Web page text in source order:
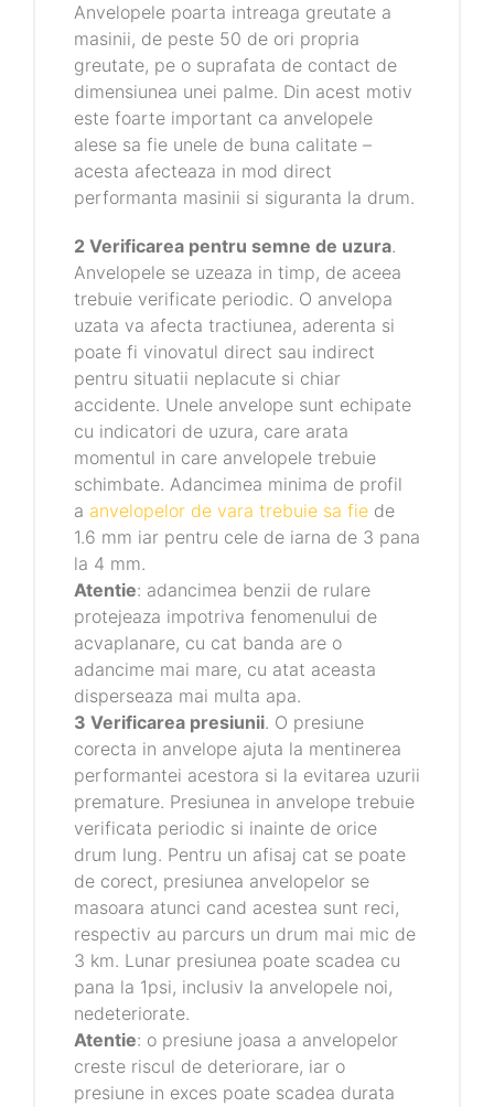
Anvelopele poarta intreaga greutate a
masinii, de peste 50 de ori propria
greutate, pe o suprafata de contact de
dimensiunea unei palme. Din acest motiv
este foarte important ca anvelopele
alese sa fie unele de buna calitate –
acesta afecteaza in mod direct
performanta masinii si siguranta la drum.
2 Verificarea pentru semne de uzura.
Anvelopele se uzeaza in timp, de aceea
trebuie verificate periodic. O anvelopa
uzata va afecta tractiunea, aderenta si
poate fi vinovatul direct sau indirect
pentru situatii neplacute si chiar
accidente. Unele anvelope sunt echipate
cu indicatori de uzura, care arata
momentul in care anvelopele trebuie
schimbate. Adancimea minima de profil
a anvelopelor de vara trebuie sa fie de
1.6 mm iar pentru cele de iarna de 3 pana
la 4 mm.
Atentie: adancimea benzii de rulare
protejeaza impotriva fenomenului de
acvaplanare, cu cat banda are o
adancime mai mare, cu atat aceasta
disperseaza mai multa apa.
3 Verificarea presiunii. O presiune
corecta in anvelope ajuta la mentinerea
performantei acestora si la evitarea uzurii
premature. Presiunea in anvelope trebuie
verificata periodic si inainte de orice
drum lung. Pentru un afisaj cat se poate
de corect, presiunea anvelopelor se
masoara atunci cand acestea sunt reci,
respectiv au parcurs un drum mai mic de
3 km. Lunar presiunea poate scadea cu
pana la 1psi, inclusiv la anvelopele noi,
nedeteriorate.
Atentie: o presiune joasa a anvelopelor
creste riscul de deteriorare, iar o
presiune in exces poate scadea durata